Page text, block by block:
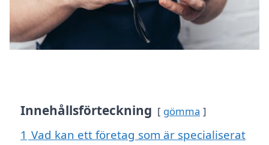
Innehållsförteckning gömma
1 Vad kan ett företag som är specialiserat